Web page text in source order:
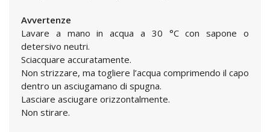
Avvertenze
Lavare a mano in acqua a 30 °C con sapone o
detersivo neutri.
Sciacquare accuratamente.
Non strizzare, ma togliere l’acqua comprimendo il capo
dentro un asciugamano di spugna.
Lasciare asciugare orizzontalmente.
Non stirare.